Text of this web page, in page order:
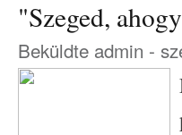
"Szeged,
Beküldte admin -